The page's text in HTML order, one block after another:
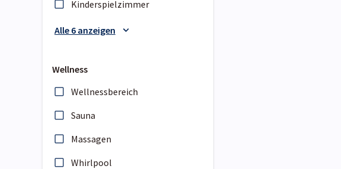
Kinderspielzimmer
Alle 6 anzeigen
Wellness
Wellnessbereich
Sauna
Massagen
Whirlpool